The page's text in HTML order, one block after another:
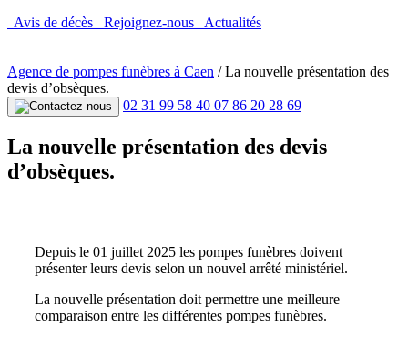
Avis de décès
Rejoignez-nous Actualités
Agence de pompes funèbres à Caen /La nouvelle présentation des
devis d’obsèques.
02 31 99 58 40 07 86 20 28 69
La nouvelle présentation des devis
d’obsèques.
Depuis le 01 juillet 2025 les pompes funèbres doivent
présenter leurs devis selon un nouvel arrêté ministériel.
La nouvelle présentation doit permettre une meilleure
comparaison entre les différentes pompes funèbres.